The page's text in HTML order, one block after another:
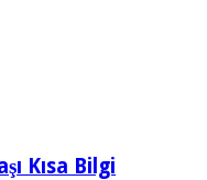
Kısa Bilgi